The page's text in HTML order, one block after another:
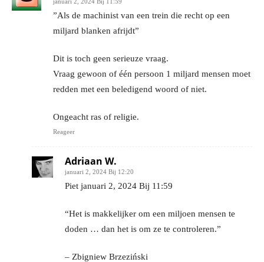
”Als de machinist van een trein die recht op een
miljard blanken afrijdt”
Dit is toch geen serieuze vraag.
Vraag gewoon of één persoon 1 miljard mensen moet
redden met een beledigend woord of niet.
Ongeacht ras of religie.
Reageer
Adriaan W.
januari 2, 2024 Bij 12:20
Piet januari 2, 2024 Bij 11:59
“Het is makkelijker om een ​​miljoen mensen te
doden … dan het is om ze te controleren.”
– Zbigniew Brzeziński